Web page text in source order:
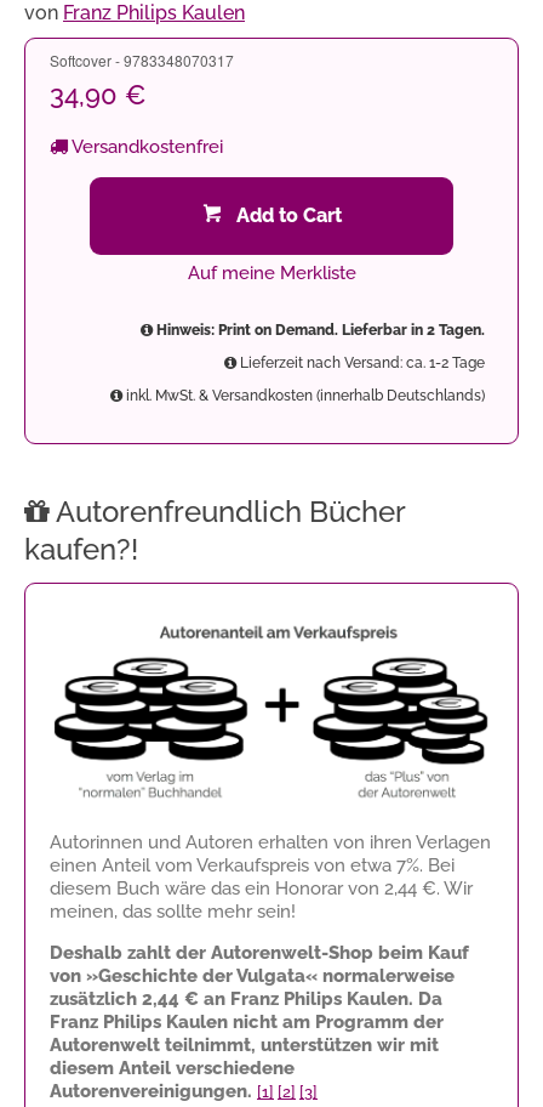
von Franz Philips Kaulen
Softcover - 9783348070317
34,90 €
Versandkostenfrei
Add to Cart
Auf meine Merkliste
Hinweis: Print on Demand. Lieferbar in 2 Tagen.
Lieferzeit nach Versand: ca. 1-2 Tage
inkl. MwSt. & Versandkosten (innerhalb Deutschlands)
Autorenfreundlich Bücher
kaufen?!
Autorinnen und Autoren erhalten von ihren Verlagen
einen Anteil vom Verkaufspreis von etwa 7%. Bei
diesem Buch wäre das ein Honorar von 2,44 €. Wir
meinen, das sollte mehr sein!
Deshalb zahlt der Autorenwelt-Shop beim Kauf
von »Geschichte der Vulgata« normalerweise
zusätzlich 2,44 € an Franz Philips Kaulen. Da
Franz Philips Kaulen nicht am Programm der
Autorenwelt teilnimmt, unterstützen wir mit
diesem Anteil verschiedene
Autorenvereinigungen. [1] [2] [3]